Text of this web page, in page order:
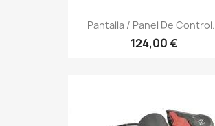
Pantalla / Panel De
124,00 €